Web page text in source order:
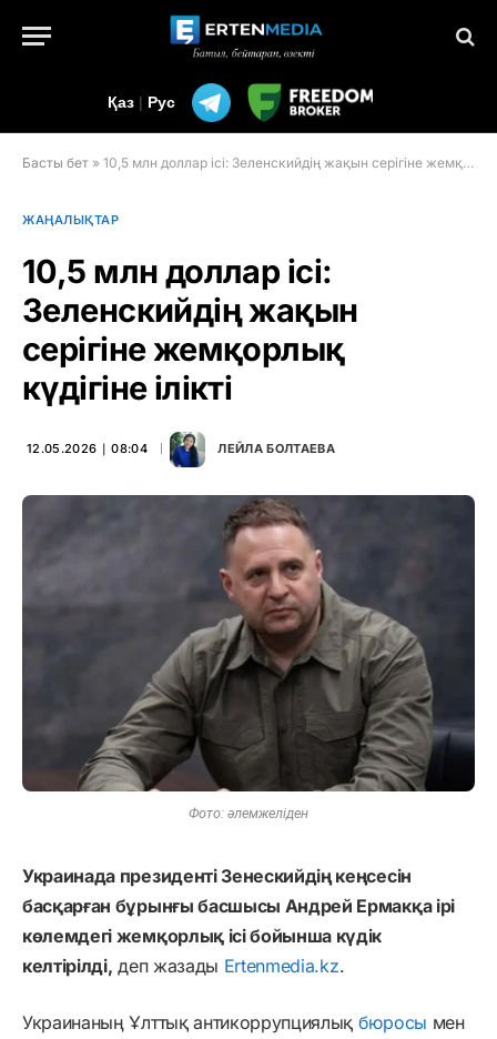
Қаз | Рус
Басты бет » 10,5 млн доллар ісі: Зеленскийдің жақын серігіне жемқорлық күдігіне ілікті
ЖАҢАЛЫҚТАР
10,5 млн доллар ісі:
Зеленскийдің жақын
серігіне жемқорлық
күдігіне ілікті
12.05.2026 ∣ 08:04 ЛЕЙЛА БОЛТАЕВА
Фото: әлемжеліден
Украинада президенті Зенескийдің кеңсесін
басқарған бұрынғы басшысы Андрей Ермакқа ірі
көлемдегі жемқорлық ісі бойынша күдік
келтірілді, деп жазады Ertenmedia.kz.
Украинаның Ұлттық антикоррупциялық бюросы мен